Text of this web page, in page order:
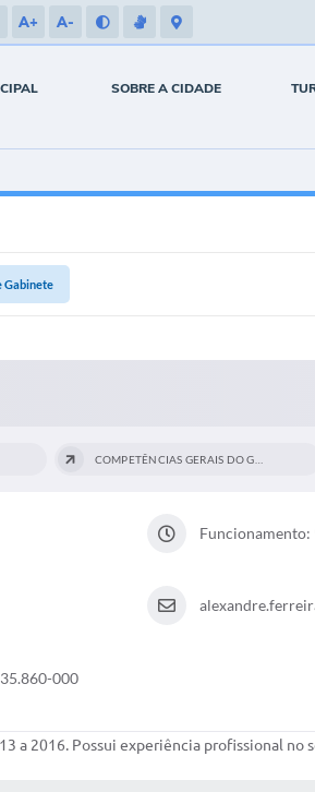
A+ A-
SOBRE A CIDADE
Gabinete
Funcionamento:
000
a 2016. Possui experiência profissional